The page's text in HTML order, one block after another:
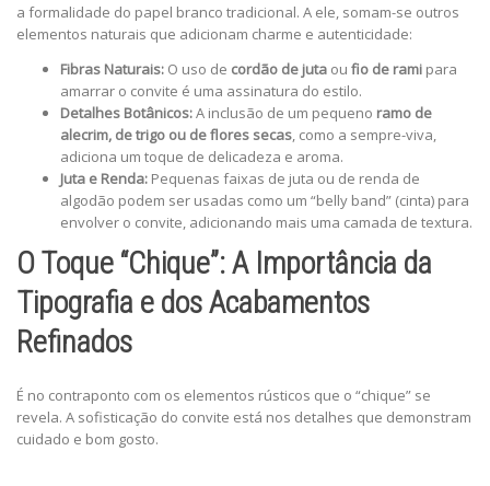
a formalidade do papel branco tradicional. A ele, somam-se outros
elementos naturais que adicionam charme e autenticidade:
Fibras Naturais: O uso de cordão de juta ou fio de rami para
amarrar o convite é uma assinatura do estilo.
Detalhes Botânicos:A inclusão de um pequeno ramo de
alecrim, de trigo ou de flores secas , como a sempre-viva,
adiciona um toque de delicadeza e aroma.
Juta e Renda: Pequenas faixas de juta ou de renda de
algodão podem ser usadas como um “belly band” (cinta) para
envolver o convite, adicionando mais uma camada de textura.
O Toque “Chique”: A Importância da
Tipografia e dos Acabamentos
Refinados
É no contraponto com os elementos rústicos que o “chique” se
revela. A sofisticação do convite está nos detalhes que demonstram
cuidado e bom gosto.